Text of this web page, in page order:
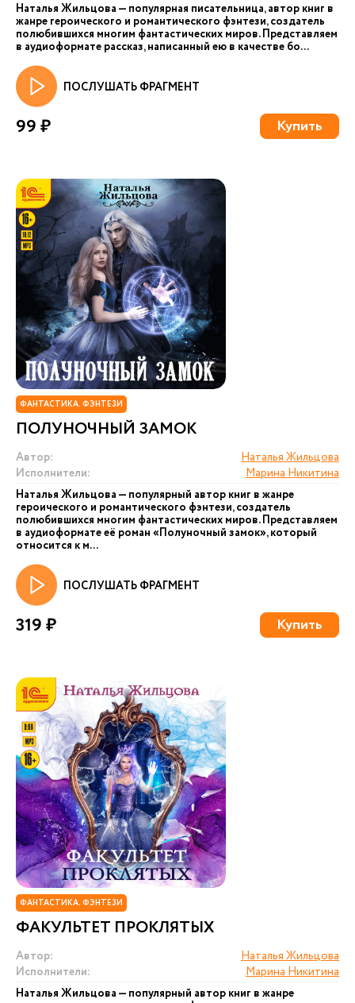
Наталья Жильцова — популярная писательница, автор книг в
жанре героического и романтического фэнтези, создатель
полюбившихся многим фантастических миров. Представляем
в аудиоформате рассказ, написанный ею в качестве бо...
ПОСЛУШАТЬ ФРАГМЕНТ
99 ₽ Купить
ФАНТАСТИКА. ФЭНТЕЗИ
ПОЛУНОЧНЫЙ ЗАМОК
Автор:
Наталья Жильцова
Исполнители:
Марина Никитина
Наталья Жильцова — популярный автор книг в жанре
героического и романтического фэнтези, создатель
полюбившихся многим фантастических миров. Представляем
в аудиоформате её роман «Полуночный замок», который
относится к м...
ПОСЛУШАТЬ ФРАГМЕНТ
319 ₽ Купить
ФАНТАСТИКА. ФЭНТЕЗИ
ФАКУЛЬТЕТ ПРОКЛЯТЫХ
Автор:
Наталья Жильцова
Исполнители:
Марина Никитина
Наталья Жильцова — популярный автор книг в жанре